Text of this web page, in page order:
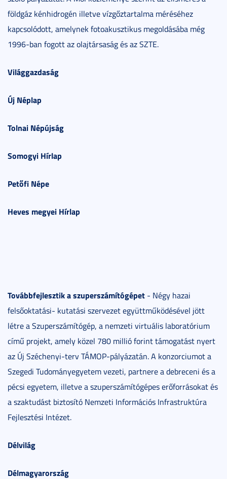
földgáz kénhidrogén illetve vízgőztartalma méréséhez
kapcsolódott, amelynek fotoakusztikus megoldásába még
1996-ban fogott az olajtársaság és az SZTE.
Világgazdaság
Új Néplap
Tolnai Népújság
Somogyi Hírlap
Petőfi Népe
Heves megyei Hírlap
Továbbfejlesztik a szuperszámítógépet - Négy hazai
felsőoktatási- kutatási szervezet együttműködésével jött
létre a Szuperszámítógép, a nemzeti virtuális laboratórium
című projekt, amely közel 780 millió forint támogatást nyert
az Új Széchenyi-terv TÁMOP-pályázatán. A konzorciumot a
Szegedi Tudományegyetem vezeti, partnere a debreceni és a
pécsi egyetem, illetve a szuperszámítógépes erőforrásokat és
a szaktudást biztosító Nemzeti Információs Infrastruktúra
Fejlesztési Intézet.
Délvilág
Délmagyarország